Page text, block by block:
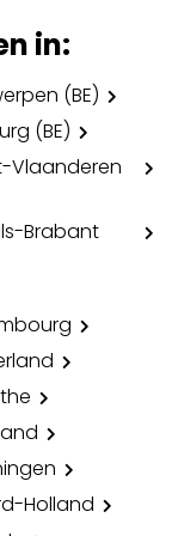
in:
(BE)
(BE)
Vlaanderen
Brabant
Holland